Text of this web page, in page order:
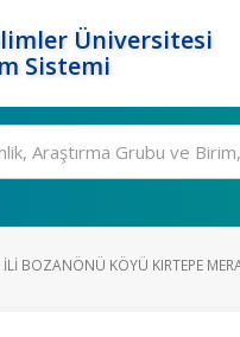
Üniversitesi
Sistemi
İLI BOZANÖNÜ KÖYÜ KIRTEPE